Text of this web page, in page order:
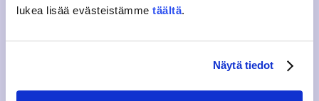
lukea lisää evästeistämme täältä.
Näytä tiedot
Voit myös olla yhteydessä: